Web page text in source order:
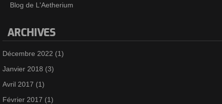
Blog de L'Aetherium
ARCHIVES
Décembre 2022 (1)
Janvier 2018 (3)
Avril 2017 (1)
Février 2017 (1)